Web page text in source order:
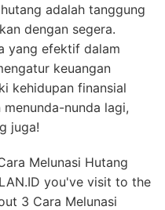
adalah tanggung
dengan segera.
yang efektif dalam
keuangan
kehidupan finansial
nunda lagi,
juga!
Melunasi Hutang
you've visit to the
3 Cara Melunasi